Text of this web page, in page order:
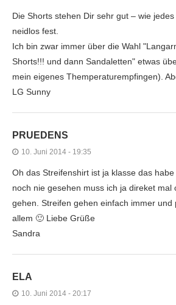
Die Shorts stehen Dir sehr gut – wie
neidlos fest.
Ich bin zwar immer über die Wahl
Shorts!!! und dann Sandaletten" etwas
mein eigenes Themperaturempfingen).
LG Sunny
PRUEDENS
10. Juni 2014 - 19:35
Oh das Streifenshirt ist ja klasse das
noch nie gesehen muss ich ja direket mal
gehen. Streifen gehen einfach immer und
allem 🙂 Liebe Grüße
Sandra
ELA
10. Juni 2014 - 20:17